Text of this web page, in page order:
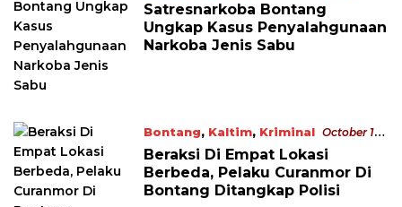
Satresnarkoba Bontang
Ungkap Kasus Penyalahgunaan
Narkoba Jenis Sabu
Bontang, Kaltim, Kriminal October 13,
2022
Beraksi Di Empat Lokasi
Berbeda, Pelaku Curanmor Di
Bontang Ditangkap Polisi